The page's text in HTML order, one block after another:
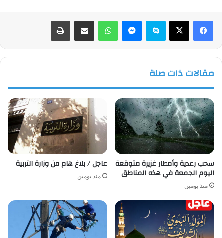
فيسبوك سكايب واتساب
مقالات ذات صلة
سحب رعدية وأمطار غزيرة متوقعة
اليوم الجمعة في هذه المناطق
منذ يومين
عاجل / بلاغ هام من وزارة التربية
منذ يومين